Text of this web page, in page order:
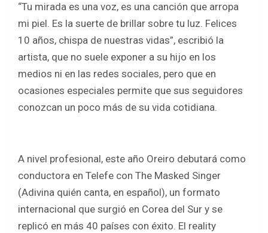
“Tu mirada es una voz, es una canción que arropa
mi piel. Es la suerte de brillar sobre tu luz. Felices
10 años, chispa de nuestras vidas”, escribió la
artista, que no suele exponer a su hijo en los
medios ni en las redes sociales, pero que en
ocasiones especiales permite que sus seguidores
conozcan un poco más de su vida cotidiana.
A nivel profesional, este año Oreiro debutará como
conductora en Telefe con The Masked Singer
(Adivina quién canta, en español), un formato
internacional que surgió en Corea del Sur y se
replicó en más 40 países con éxito. El reality